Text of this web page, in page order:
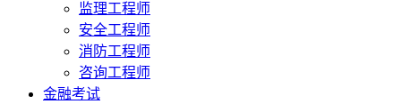
监理工程师
安全工程师
消防工程师
咨询工程师
金融考试